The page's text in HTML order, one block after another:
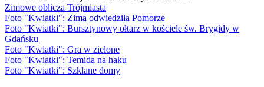
Zimowe oblicza Trójmiasta
Foto "Kwiatki": Zima odwiedziła Pomorze
Foto "Kwiatki": Bursztynowy ołtarz w kościele św. Brygidy w
Gdańsku
Foto "Kwiatki": Gra w zielone
Foto "Kwiatki": Temida na haku
Foto "Kwiatki": Szklane domy